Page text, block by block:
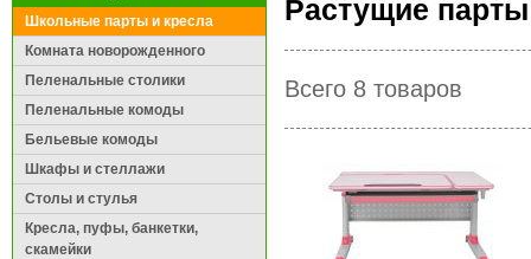
Школьные парты и кресла
Комната новорожденного
Пеленальные столики
Пеленальные комоды
Бельевые комоды
Шкафы и стеллажи
Столы и стулья
Кресла, пуфы, банкетки,
скамейки
Растущие
Всего 8 товаров